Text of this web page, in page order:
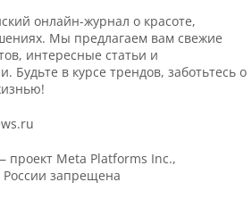
онлайн-журнал о красоте,
Мы предлагаем вам свежие
интересные статьи и
Будьте в курсе трендов, заботьтесь о
Meta Platforms Inc.,
России запрещена